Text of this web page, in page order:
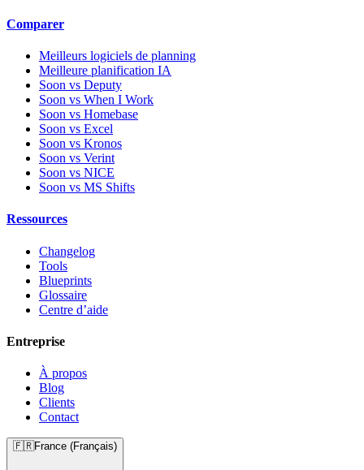
Comparer
Meilleurs logiciels de planning
Meilleure planification IA
Soon vs Deputy
Soon vs When I Work
Soon vs Homebase
Soon vs Excel
Soon vs Kronos
Soon vs Verint
Soon vs NICE
Soon vs MS Shifts
Ressources
Changelog
Tools
Blueprints
Glossaire
Centre d’aide
Entreprise
À propos
Blog
Clients
Contact
🇫🇷France (Français)